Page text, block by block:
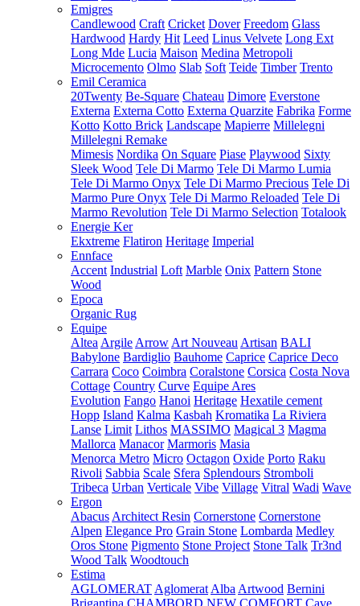
Emigres
Candlewood Craft Cricket Dover Freedom Glass
Hardwood Hardy Hit Leed Linus Velvete Long Ext
Long Mde Lucia Maison Medina Metropoli
Microcemento Olmo Slab Soft Teide Timber Trento
Emil Ceramica
20Twenty Be-Square Chateau Dimore Everstone
Externa Externa Cotto Externa Quarzite Fabrika Forme
Kotto Kotto Brick Landscape Mapierre Millelegni
Millelegni Remake
Mimesis Nordika On Square Piase Playwood Sixty
Sleek Wood Tele Di Marmo Tele Di Marmo Lumia
Tele Di Marmo Onyx Tele Di Marmo Precious Tele Di
Marmo Pure Onyx Tele Di Marmo Reloaded Tele Di
Marmo Revolution Tele Di Marmo Selection Totalook
Energie Ker
Ekxtreme Flatiron Heritage Imperial
Ennface
Accent Industrial Loft Marble Onix Pattern Stone
Wood
Epoca
Organic Rug
Equipe
Altea Argile Arrow Art Nouveau Artisan BALI
Babylone Bardiglio Bauhome Caprice Caprice Deco
Carrara Coco Coimbra Coralstone Corsica Costa Nova
Cottage Country Curve Equipe Ares
Evolution Fango Hanoi Heritage Hexatile cement
Hopp Island Kalma Kasbah Kromatika La Riviera
Lanse Limit Lithos MASSIMO Magical 3 Magma
Mallorca Manacor Marmoris Masia
Menorca Metro Micro Octagon Oxide Porto Raku
Rivoli Sabbia Scale Sfera Splendours Stromboli
Tribeca Urban Verticale Vibe Village Vitral Wadi Wave
Ergon
Abacus Architect Resin Cornerstone Cornerstone
Alpen Elegance Pro Grain Stone Lombarda Medley
Oros Stone Pigmento Stone Project Stone Talk Tr3nd
Wood Talk Woodtouch
Estima
AGLOMERAT Aglomerat Alba Artwood Bernini